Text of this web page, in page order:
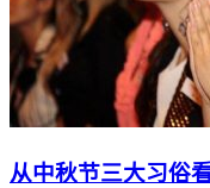
从中秋节三大习俗